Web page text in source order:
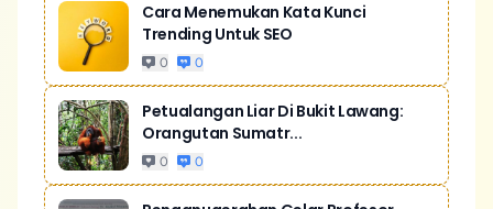
Cara Menemukan Kata Kunci
Trending Untuk SEO
0 0
Petualangan Liar Di Bukit Lawang:
Orangutan Sumatr...
0 0